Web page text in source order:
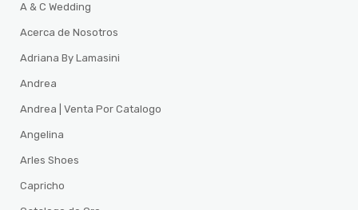
A & C Wedding
Acerca de Nosotros
Adriana By Lamasini
Andrea
Andrea | Venta Por Catalogo
Angelina
Arles Shoes
Capricho